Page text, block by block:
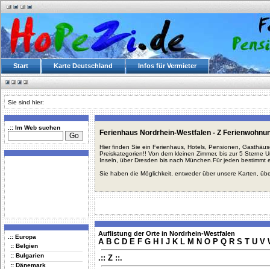
Start Karte Deutschland Infos für Vermieter
Sie sind hier:
.:: Im Web suchen
.:: Europa
:: Belgien
:: Bulgarien
:: Dänemark
Ferienhaus Nordrhein-Westfalen - Z
Hier finden Sie ein Ferienhaus, Hotels, Pensionen,
Preiskategorien!! Von dem kleinen Zimmer, bis zur 5 Sterne
Inseln, über Dresden bis nach München.Für jeden bestimmt
Sie haben die Möglichkeit, entweder über unsere Karten,
Auflistung der Orte in Nordrhein-Westfalen
A B C D E F G H J K L M N O P Q R S T U V
.:: Z ::.